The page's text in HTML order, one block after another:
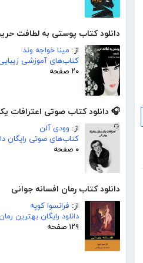
دانلود کتاب پوستی به لطافت
از: مینا خواجه وند
کتاب‌های آموزشی
۲۰ صفحه
🎧 دانلود کتاب صوتی اعترافات
از: وودی آلن
کتاب‌های صوتی رایگان
۰ صفحه
دانلود کتاب رمان افسانه جوانی
از: فرانسوا کوپه
دانلود رایگان بهترین
۱۲۹ صفحه